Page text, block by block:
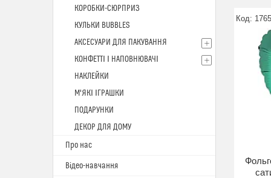
КОРОБКИ-СЮРПРИЗ
КУЛЬКИ BUBBLES
АКСЕСУАРИ ДЛЯ ПАКУВАННЯ
КОНФЕТТІ І НАПОВНЮВАЧІ
НАКЛЕЙКИ
М'ЯКІ ІГРАШКИ
ПОДАРУНКИ
ДЕКОР ДЛЯ ДОМУ
Про нас
Відео-навчання